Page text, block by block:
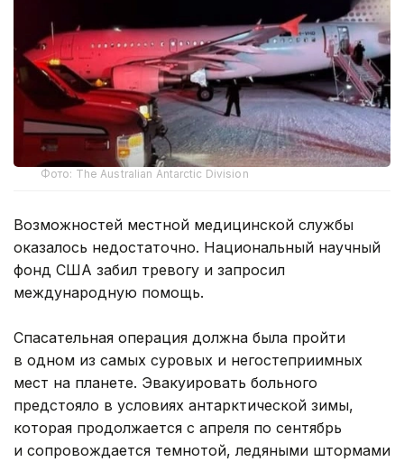
Фото: The Australian Antarctic Division
Возможностей местной медицинской службы
оказалось недостаточно. Национальный научный
фонд США забил тревогу и запросил
международную помощь.
Спасательная операция должна была пройти
в одном из самых суровых и негостеприимных
мест на планете. Эвакуировать больного
предстояло в условиях антарктической зимы,
которая продолжается с апреля по сентябрь
и сопровождается темнотой, ледяными штормами